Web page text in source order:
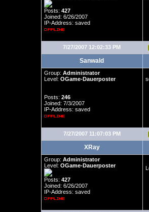
Posts: 427
Joined: 6/26/2007
IP-Address: saved
7/27/2007 12:02:33 PM
Sanwald
Group: Administrator
Level: OGame-Dauerposter
Posts: 246
Joined: 7/3/2007
IP-Address: saved
7/27/2007 11:07:03 PM
XRay
Group: Administrator
Level: OGame-Dauerposter
Posts: 427
Joined: 6/26/2007
IP-Address: saved